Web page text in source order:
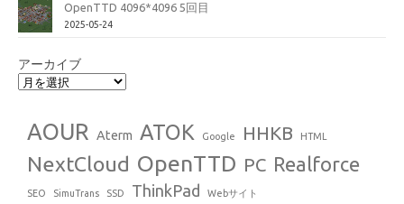
OpenTTD 4096*4096 5回目
2025-05-24
アーカイブ
AOUR Aterm ATOK Google HHKB HTML
NextCloud OpenTTD PC Realforce
SEO SimuTrans SSD ThinkPad Webサイト